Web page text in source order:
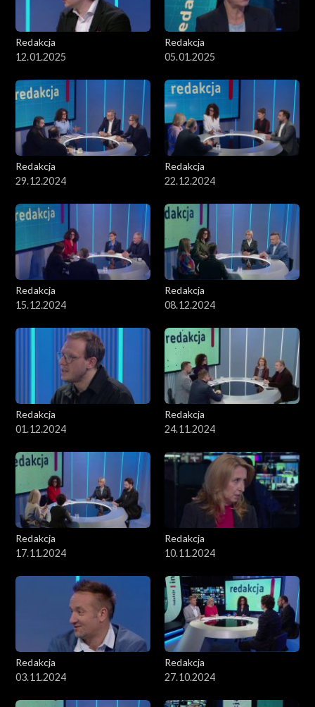
Redakcja
12.01.2025
Redakcja
05.01.2025
Redakcja
29.12.2024
Redakcja
22.12.2024
Redakcja
15.12.2024
Redakcja
08.12.2024
Redakcja
01.12.2024
Redakcja
24.11.2024
Redakcja
17.11.2024
Redakcja
10.11.2024
Redakcja
03.11.2024
Redakcja
27.10.2024